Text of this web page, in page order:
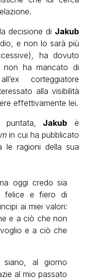
decisione di Jakub
e non lo sarà più
ha dovuto
non ha mancato di
corteggiatore
alla visibilità
effettivamente lei.
Jakub è
in cui ha pubblicato
le ragioni della sua
oggi credo sia
felice e fiero di
ai miei valori:
e a ciò che non
e a ciò che
al giorno
al mio passato